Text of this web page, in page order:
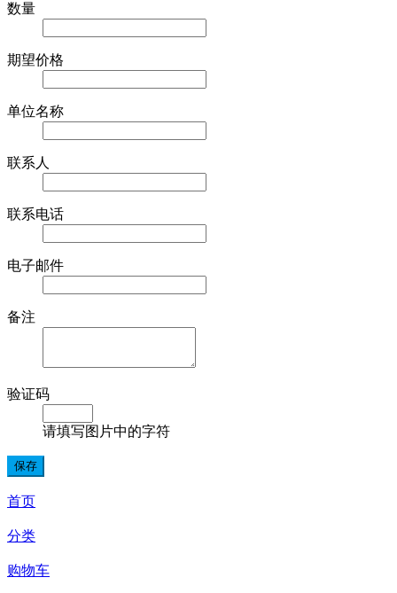
数量
期望价格
单位名称
联系人
联系电话
电子邮件
备注
验证码
请填写图片中的字符
首页
分类
购物车